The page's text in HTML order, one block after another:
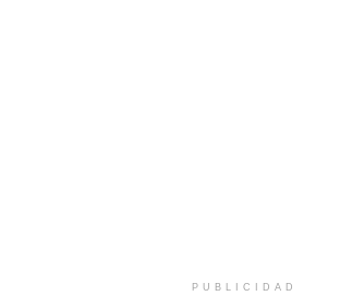
PUBLICIDAD